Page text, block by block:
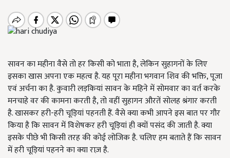
सावन का महीना वैसे तो हर किसी को भाता है, लेकिन सुहागनों के लिए
इसका खास अपना एक महत्व है. यह पूरा महीना भगवान शिव की भक्ति, पूजा
एवं अर्चना का है. कुवारी लड़कियां सावन के महिने में सोमवार का वर्त करके
मनचाहे वर की कामना करती है, तो वहीं सुहागन औरतें सोलह श्रंगार करती
है. खासकर हरी-हरी चूड़ियां पहनती हैं. वैसे क्या कभी आपने इस बात पर गौर
किया है कि सावन में विशेषकर हरी चूड़ियां ही क्यों पसंद की जाती है. क्या
इसके पीछे भी किसी तरह की कोई लोजिक है. चलिए हम बताते हैं कि सावन
में हरी चूड़ियां पहनने का क्या राज़ है.